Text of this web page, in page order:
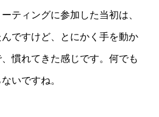
ティングに参加した当初は、
ですけど、とにかく手を動か
慣れてきた感じです。何でも
いですね。